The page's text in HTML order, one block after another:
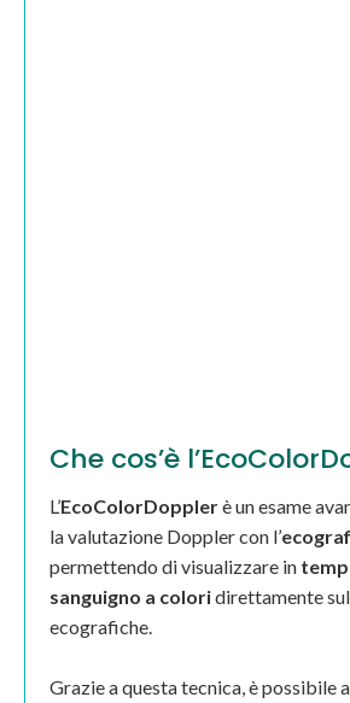
Che cos’è
L’EcoColorDopplerè un esame
la valutazione Doppler con l’
permettendo di visualizzare in
sanguigno a coloridirettamente
ecografiche.
Grazie a questa tecnica, è possibile